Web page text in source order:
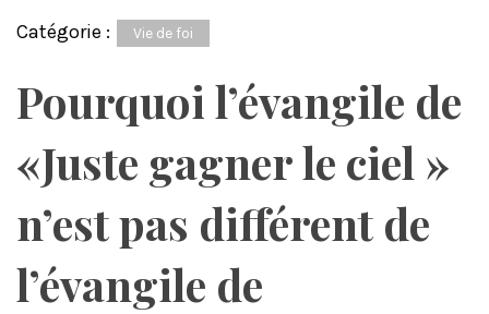
Catégorie : Vie de foi
Pourquoi l’évangile de
«Juste gagner le ciel »
n’est pas différent de
l’évangile de